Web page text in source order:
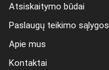
Atsiskaitymo būdai
Paslaugų teikimo sąlygos
Apie mus
Kontaktai